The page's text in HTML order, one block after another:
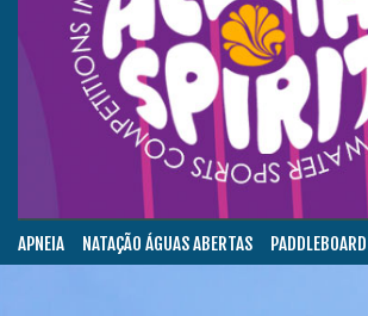
APNEIA NATAÇÃO ÁGUAS ABERTAS PADDLEBOARD